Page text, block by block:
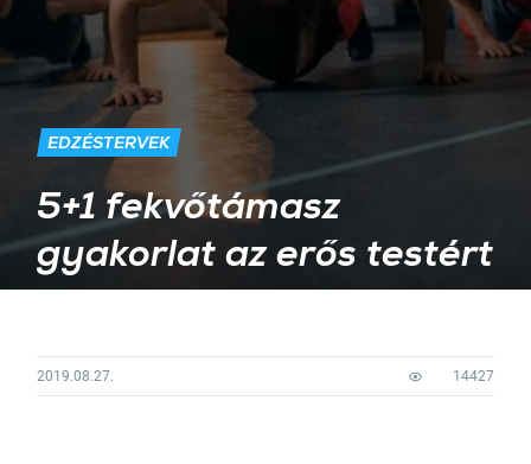
EDZÉSTERVEK
5+1 fekvőtámasz
gyakorlat az erős testért
2019.08.27. 14427